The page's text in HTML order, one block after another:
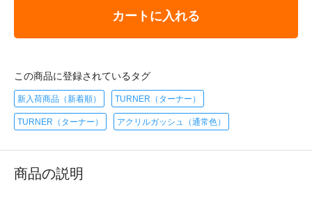
カートに入れる
この商品に登録されているタグ
新入荷商品（新着順） TURNER（ターナー）
TURNER（ターナー） アクリルガッシュ（通常色）
商品の説明